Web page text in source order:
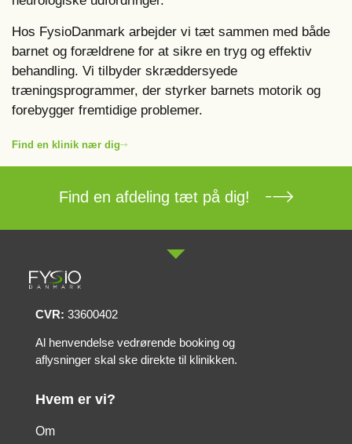
Hos FysioDanmark arbejder vi tæt sammen med både
barnet og forældrene for at sikre en tryg og effektiv
behandling. Vi tilbyder skræddersyede
træningsprogrammer, der styrker barnets motorik og
forebygger fremtidige problemer.
Find en klinik nær dig
Find en afdeling tæt på dig!
CVR: 33600402
Al henvendelse vedrørende booking og
aflysninger skal ske direkte til klinikken.
Hvem er vi?
Om